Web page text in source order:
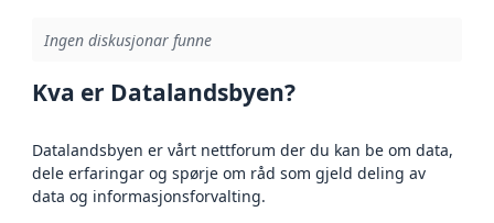
Ingen diskusjonar funne
Kva er Datalandsbyen?
Datalandsbyen er vårt nettforum der du kan be om data,
dele erfaringar og spørje om råd som gjeld deling av
data og informasjonsforvalting.